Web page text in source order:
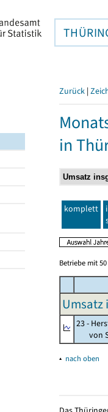
Zurück |
in
komplett
Betriebe mit
Umsatz
23 -
von
▴ nach oben